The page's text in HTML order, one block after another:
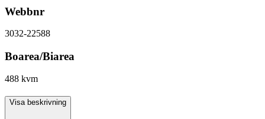
Webbnr
3032-22588
Boarea/Biarea
488 kvm
Visa beskrivning